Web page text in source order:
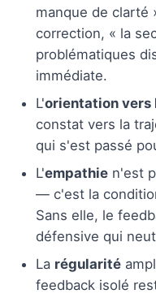
manque de clarté
correction, « la
problématiques
immédiate.
L'orientation vers
constat vers la
qui s'est passé
L'empathie n'est
— c'est la
Sans elle, le
défensive qui
La régularité
feedback isolé